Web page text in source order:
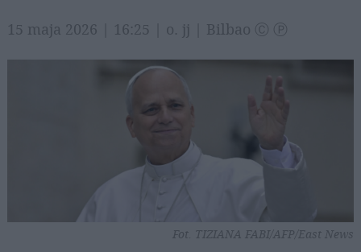
15 maja 2026 | 16:25 | o. jj | Bilbao Ⓒ Ⓟ
Fot. TIZIANA FABI/AFP/East News